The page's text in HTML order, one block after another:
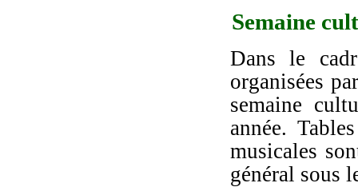
Semaine
Dans le
organisées
semaine
année.
musicales
général sous